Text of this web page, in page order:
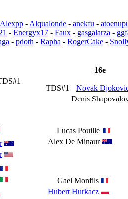
Alexpp - Alqualonde - anekfu -
- Energyx17 - Faux - gasgalarza -
- pdoth - Rapha - RogerCake -
16e
TDS#1
Novak
Denis
Lucas Pouille
Alex De Minaur
Gael Monfils
Hubert Hurkacz